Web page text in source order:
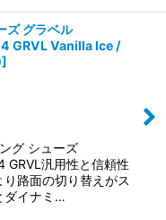
ズ グラベル
GRVL Vanilla Ice /
]
グ シューズ
GRVL汎用性と信頼性
路面の切り替えがス
ダイナミ…